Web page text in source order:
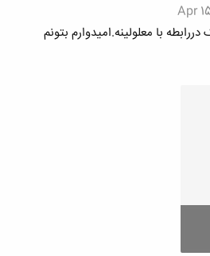
Apr
با معلولینه.امیدوارم بتونم